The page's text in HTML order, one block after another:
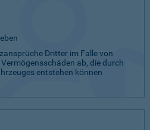
Dritter im Falle von
ab, die durch
entstehen können